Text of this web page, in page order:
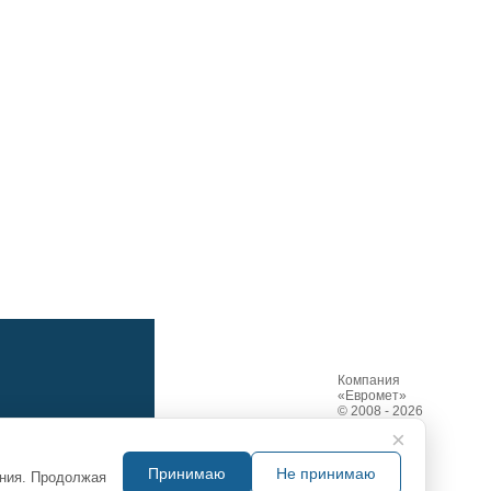
Компания
«Евромет»
© 2008 - 2026
×
Продолжая
Принимаю Не принимаю